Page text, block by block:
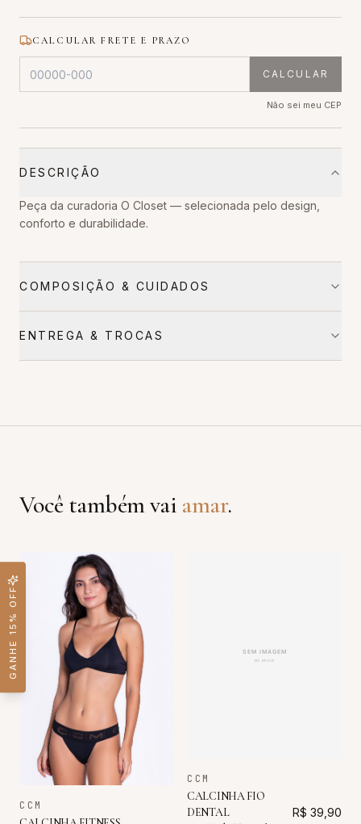
CALCULAR FRETE E PRAZO
CALCULAR
Não sei meu CEP
DESCRIÇÃO
Peça da curadoria O Closet — selecionada pelo design,
conforto e durabilidade.
COMPOSIÇÃO & CUIDADOS
ENTREGA & TROCAS
Você também vai amar.
CCM
CCM
CALCINHA FIO
DENTAL
R$ 39,90
GANHE 15% OFF